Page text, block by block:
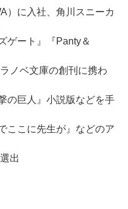
）に入社、角川スニーカ
ゲート』『Panty＆
ノベ文庫の創刊に携わ
の巨人』小説版などを手
ここに先生が』などのア
出